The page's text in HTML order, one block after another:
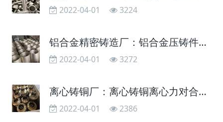
2022-04-01 3224
铝合金精密铸造厂：铝合金压铸件抛光手法
2022-04-01 3272
离心铸铜厂：离心铸铜离心力对合金液的凝固有着重要的影响
2022-04-01 2386